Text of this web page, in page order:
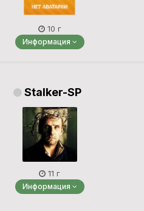
10 г
Информация
Stalker-SP
11 г
Информация